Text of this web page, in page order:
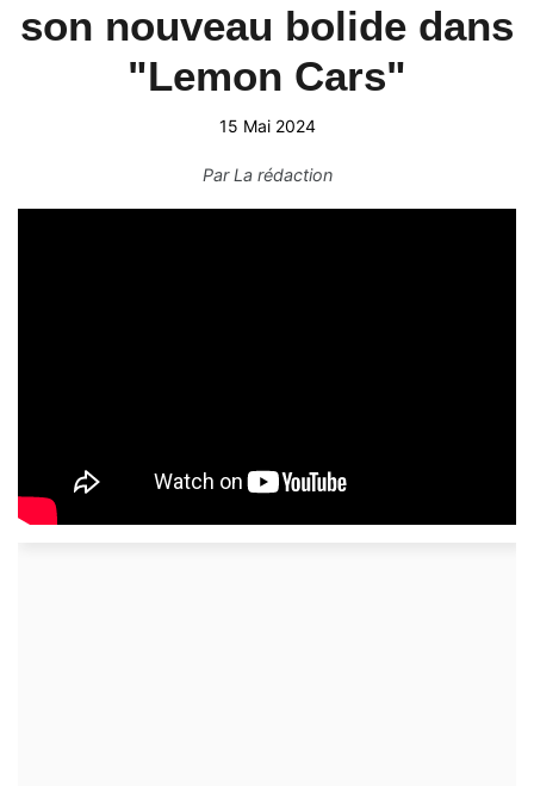
son nouveau bolide dans
"Lemon Cars"
15 Mai 2024
ParLa rédaction